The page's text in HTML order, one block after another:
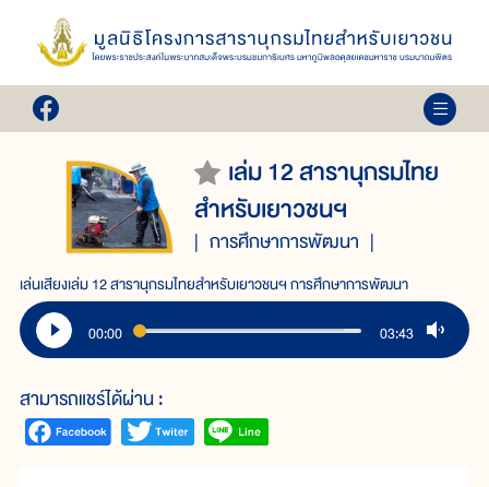
เล่ม 12 สารานุกรมไทย
สำหรับเยาวชนฯ
การศึกษาการพัฒนา
เล่นเสียงเล่ม 12 สารานุกรมไทยสำหรับเยาวชนฯ การศึกษาการพัฒนา
00:00 03:43
สามารถแชร์ได้ผ่าน :